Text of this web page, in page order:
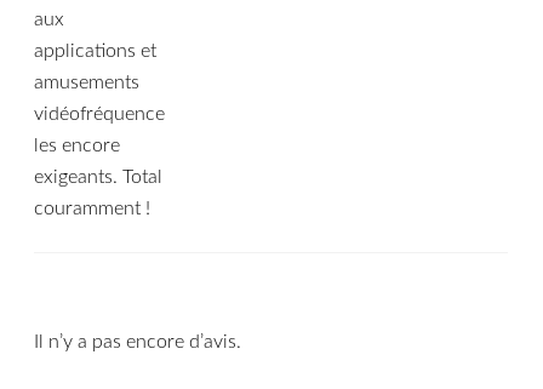
aux
applications et
amusements
vidéofréquence
les encore
exigeants. Total
couramment !
Il n’y a pas encore d’avis.